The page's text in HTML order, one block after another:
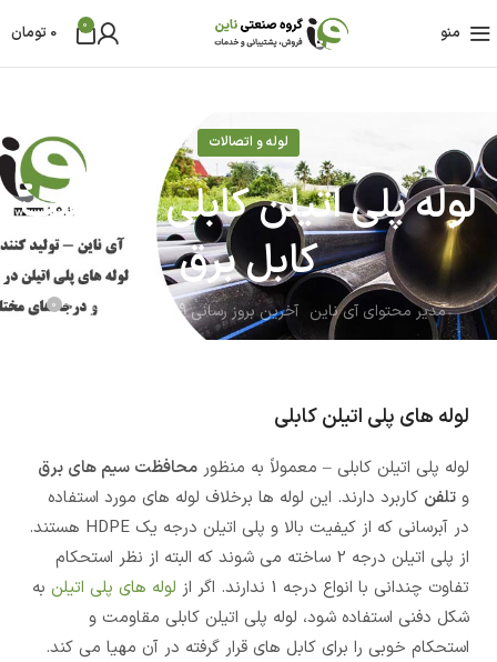
منو 0
0 تومان
لوله و اتصالات
لوله پلی اتیلن کابلی | مناسب
کابل برق
مدیر محتوای آی ناین آخرین بروز رسانی 19 خرداد - 1403 0
لوله های پلی اتیلن کابلی
لوله پلی اتیلن کابلی – معمولاً به منظور محافظت سیم های برق
و تلفن کاربرد دارند. این لوله ها برخلاف لوله های مورد استفاده
در آبرسانی که از کیفیت بالا و پلی اتیلن درجه یک HDPE هستند.
از پلی اتیلن درجه 2 ساخته می شوند که البته از نظر استحکام
تفاوت چندانی با انواع درجه 1 ندارند. اگر از
لوله های پلی اتیلن به
شکل دفنی استفاده شود، لوله پلی اتیلن کابلی مقاومت و
استحکام خوبی را برای کابل های قرار گرفته در آن مهیا می کند.